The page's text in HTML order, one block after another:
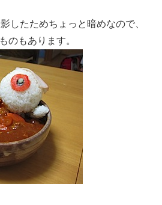
したためちょっと暗めなので、
のもあります。